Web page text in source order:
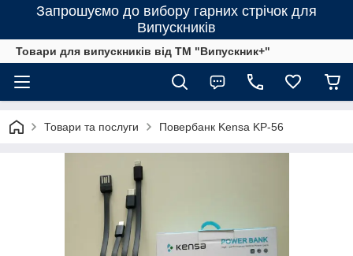
Запрошуємо до вибору гарних стрічок для
Випускників
Товари для випускників від ТМ "Випускник+"
Товари та послуги Повербанк Kensa KP-56